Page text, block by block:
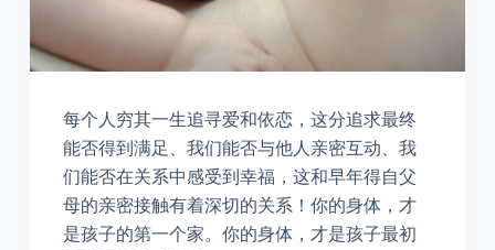
每个人穷其一生追寻爱和依恋，这分追求最终
能否得到满足、我们能否与他人亲密互动、我
们能否在关系中感受到幸福，这和早年得自父
母的亲密接触有着深切的关系！你的身体，才
是孩子的第一个家。你的身体，才是孩子最初